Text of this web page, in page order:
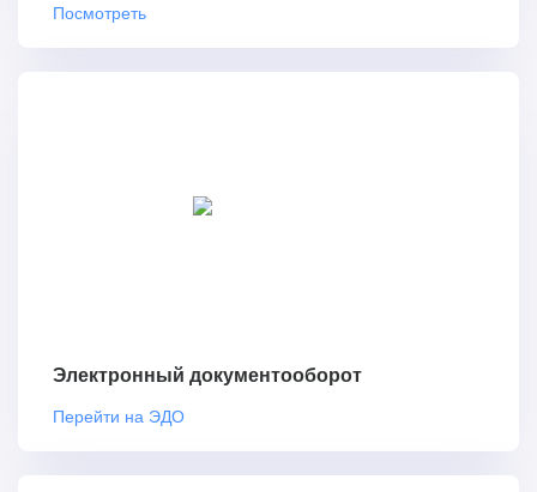
Посмотреть
Электронный документооборот
Перейти на ЭДО